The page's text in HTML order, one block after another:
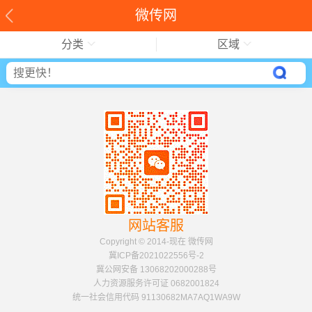
微传网
分类 区域
网站客服
Copyright © 2014-现在 微传网
冀ICP备2021022556号-2
冀公网安备 13068202000288号
人力资源服务许可证 0682001824
统一社会信用代码 91130682MA7AQ1WA9W